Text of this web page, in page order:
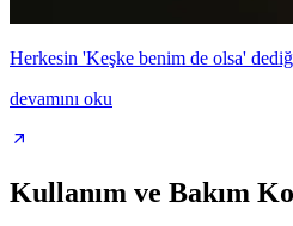
Herkesin 'Keşke benim de olsa'
devamını oku
Kullanım ve Bakım